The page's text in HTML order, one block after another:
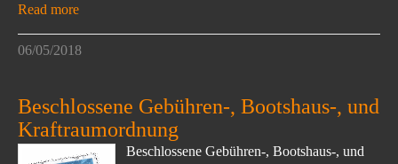
Read more
06/05/2018
Beschlossene Gebühren-, Bootshaus-, und
Kraftraumordnung
Beschlossene Gebühren-, Bootshaus-, und